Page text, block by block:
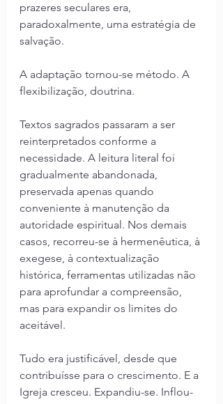
prazeres seculares era,
paradoxalmente, uma estratégia de
salvação.
A adaptação tornou-se método. A
flexibilização, doutrina.
Textos sagrados passaram a ser
reinterpretados conforme a
necessidade. A leitura literal foi
gradualmente abandonada,
preservada apenas quando
conveniente à manutenção da
autoridade espiritual. Nos demais
casos, recorreu-se à hermenêutica, à
exegese, à contextualização
histórica, ferramentas utilizadas não
para aprofundar a compreensão,
mas para expandir os limites do
aceitável.
Tudo era justificável, desde que
contribuísse para o crescimento. E a
Igreja cresceu. Expandiu-se. Inflou-